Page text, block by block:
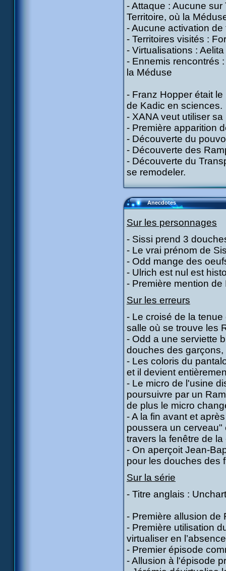
- Attaque : Aucune
Territoire, où la
- Aucune activation
- Territoires visités :
- Virtualisations :
- Ennemis rencontrés
la Méduse
- Franz Hopper était
de Kadic en sciences.
- XANA veut utiliser
- Première apparition
- Découverte du
- Découverte des
- Découverte du
se remodeler.
Anecdotes
Sur les personnages
- Sissi prend 3
- Le vrai prénom de
- Odd mange des
- Ulrich est nul est
- Première mention de
Sur les erreurs
- Le croisé de la
salle où se trouve les
- Odd a une serviette
douches des
- Les coloris du
et il devient
- Le micro de l'usine
poursuivre par un
de plus le micro
- A la fin avant et
poussera un cerveau"
travers la fenêtre de
- On aperçoit Jean-
pour les douches des
Sur la série
- Titre anglais :
- Première allusion de
- Première utilisation
virtualiser en
- Premier épisode
- Allusion à l'épisode